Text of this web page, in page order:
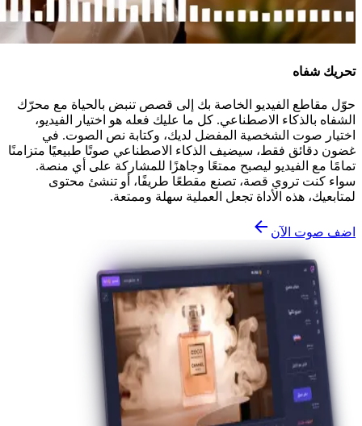
تحريك شفاه
حوّل مقاطع الفيديو الخاصة بك إلى قصص تنبض بالحياة مع محرّك
الشفاه بالذكاء الاصطناعي. كل ما عليك فعله هو اختيار الفيديو،
اختيار صوت الشخصية المفضل لديك، وكتابة نص الصوت. في
غضون دقائق فقط، سيضيف الذكاء الاصطناعي صوتًا طبيعيًا متزامنًا
تمامًا مع الفيديو ليصبح ممتعًا وجاهزًا للمشاركة على أي منصة.
سواء كنت تروي قصة، تصنع مقطعًا طريفًا، أو تنشئ محتوى
لمتابعيك، هذه الأداة تجعل العملية سهلة وممتعة.
اضف صوت الآن